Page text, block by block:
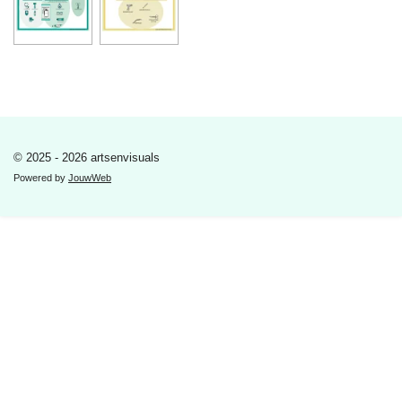
© 2025 - 2026 artsenvisuals
Powered by JouwWeb